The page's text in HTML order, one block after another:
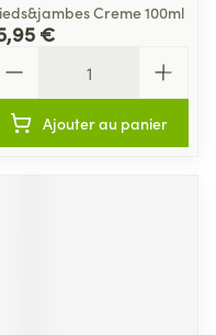
Creme 100ml
€
Ajouter au panier